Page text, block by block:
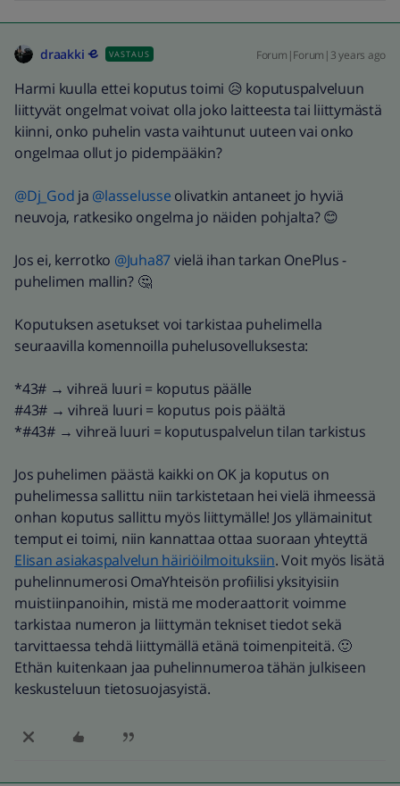
draakki VASTAUS Forum|Forum|3 years ago
Harmi kuulla ettei koputus toimi 😥 koputuspalveluun
liittyvät ongelmat voivat olla joko laitteesta tai liittymästä
kiinni, onko puhelin vasta vaihtunut uuteen vai onko
ongelmaa ollut jo pidempääkin?
@Dj_God ja @lasselusse olivatkin antaneet jo hyviä
neuvoja, ratkesiko ongelma jo näiden pohjalta? 😊
Jos ei, kerrotko @Juha87vielä ihan tarkan OnePlus -
puhelimen mallin? 🤔
Koputuksen asetukset voi tarkistaa puhelimella
seuraavilla komennoilla puhelusovelluksesta:
*43# →vihreä luuri = koputus päälle
#43# → vihreä luuri = koputus pois päältä
*#43# → vihreä luuri = koputuspalvelun tilan tarkistus
Jos puhelimen päästä kaikki on OK ja koputus on
puhelimessa sallittu niin tarkistetaan hei vielä ihmeessä
onhan koputus sallittu myös liittymälle! Jos yllämainitut
temput ei toimi, niin kannattaa ottaa suoraan yhteyttä
Elisan asiakaspalvelun häiriöilmoituksiin. Voit myös lisätä
puhelinnumerosi OmaYhteisön profiilisi yksityisiin
muistiinpanoihin, mistä me moderaattorit voimme
tarkistaa numeron ja liittymän tekniset tiedot sekä
tarvittaessa tehdä liittymällä etänä toimenpiteitä. 🙂
Ethän kuitenkaan jaa puhelinnumeroa tähän julkiseen
keskusteluun tietosuojasyistä.